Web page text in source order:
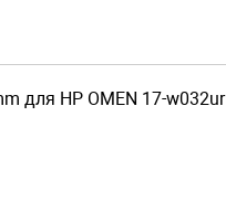
для HP OMEN 17-w032ur